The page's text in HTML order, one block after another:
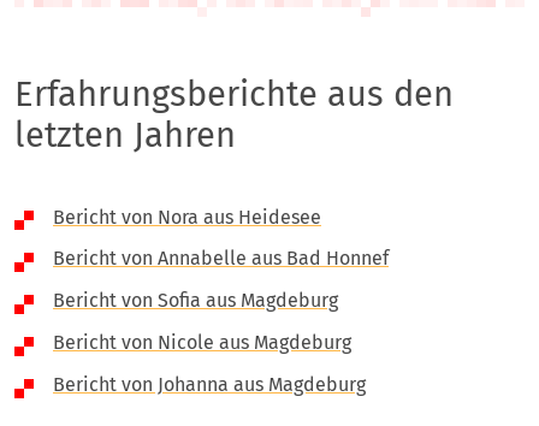
Erfahrungsberichte aus den
letzten Jahren
Bericht von Nora aus Heidesee
Bericht von Annabelle aus Bad Honnef
Bericht von Sofia aus Magdeburg
Bericht von Nicole aus Magdeburg
Bericht von Johanna aus Magdeburg